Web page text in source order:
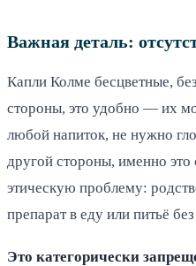
Важная деталь:
Капли Колме бесцветные,
стороны, это удобно — их
любой напиток, не нужно
другой стороны, именно это
этическую проблему:
препарат в еду или питьё
Это категорически